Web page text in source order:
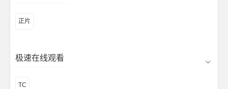
正片
极速在线观看
TC